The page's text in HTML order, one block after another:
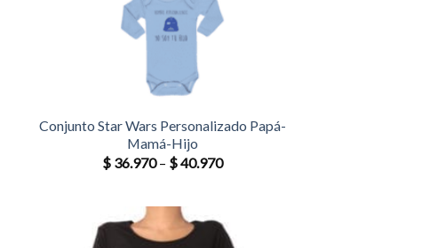
Conjunto Star Wars Personalizado Papá-
Mamá-Hijo
$36.970– $40.970